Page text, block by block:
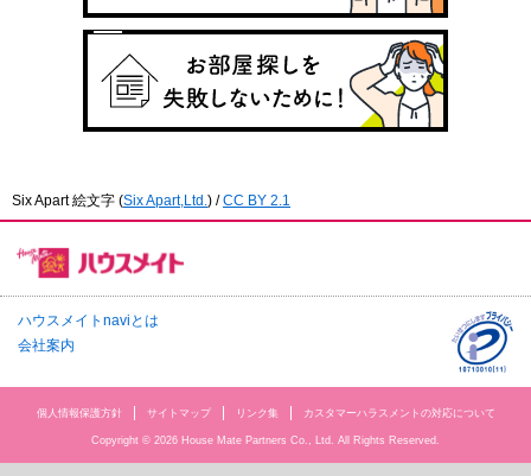
Six Apart 絵文字 (Six Apart,Ltd. ) /CC BY 2.1
ハウスメイトnaviとは
会社案内
個人情報保護方針 サイトマップ リンク集 カスタマーハラスメントの対応について
Copyright © 2026 House Mate Partners Co., Ltd. All Rights Reserved.